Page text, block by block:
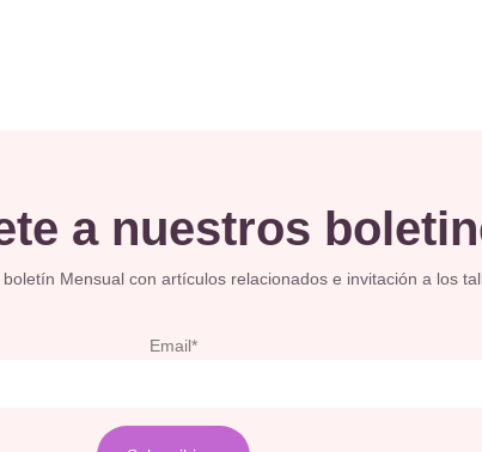
a nuestros
Mensual con artículos relacionados e invitación a los
Email*